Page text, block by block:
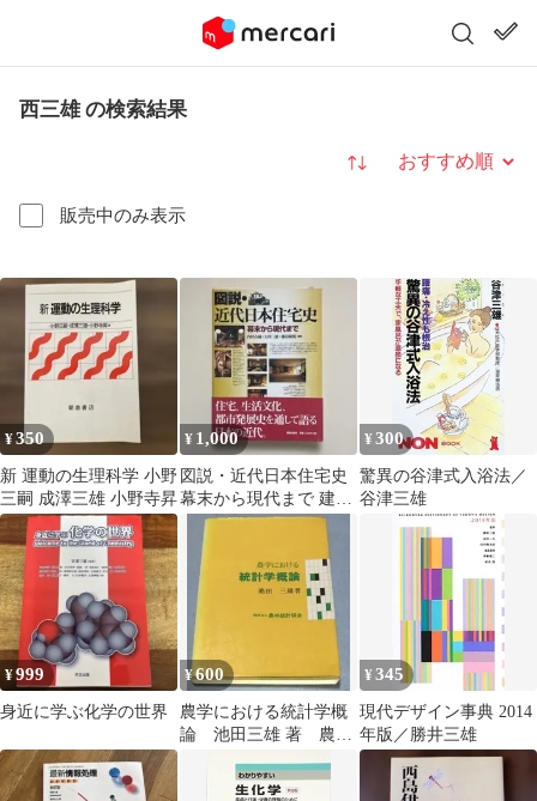
西三雄 の検索結果
販売中のみ表示
並び替え
¥350
新 運動の生理科学 小野
三嗣 成澤三雄 小野寺昇
¥ 1,000
図説・近代日本住宅史
幕末から現代まで 建築
資料
¥300
驚異の谷津式入浴法／
谷津三雄
¥999
身近に学ぶ化学の世界
¥600
農学における統計学概
論 池田三雄 著 農林
¥345
現代デザイン事典 2014
年版／勝井三雄